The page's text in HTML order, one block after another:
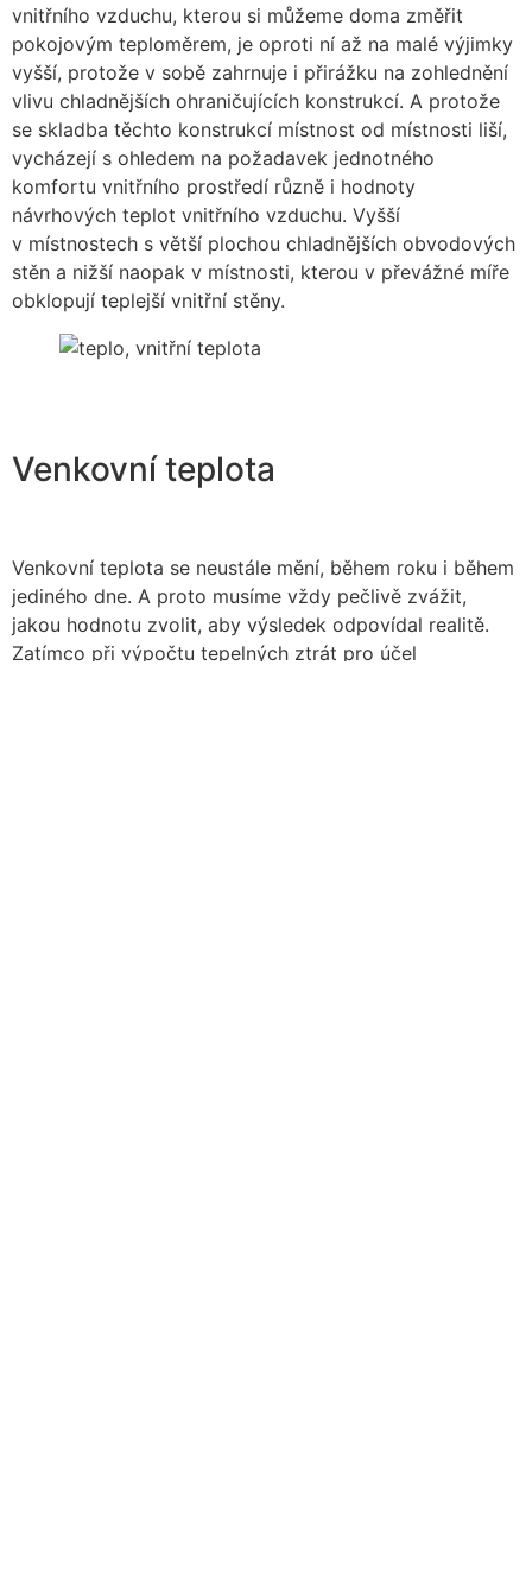
vnitřního vzduchu, kterou si můžeme doma změřit
pokojovým teploměrem, je oproti ní až na malé výjimky
vyšší, protože v sobě zahrnuje i přirážku na zohlednění
vlivu chladnějších ohraničujících konstrukcí. A protože
se skladba těchto konstrukcí místnost od místnosti liší,
vycházejí s ohledem na požadavek jednotného
komfortu vnitřního prostředí různě i hodnoty
návrhových teplot vnitřního vzduchu. Vyšší
v místnostech s větší plochou chladnějších obvodových
stěn a nižší naopak v místnosti, kterou v převážné míře
obklopují teplejší vnitřní stěny.
Venkovní teplota
Venkovní teplota se neustále mění, během roku i během
jediného dne. A proto musíme vždy pečlivě zvážit,
jakou hodnotu zvolit, aby výsledek odpovídal realitě.
Zatímco při výpočtu tepelných ztrát pro účel